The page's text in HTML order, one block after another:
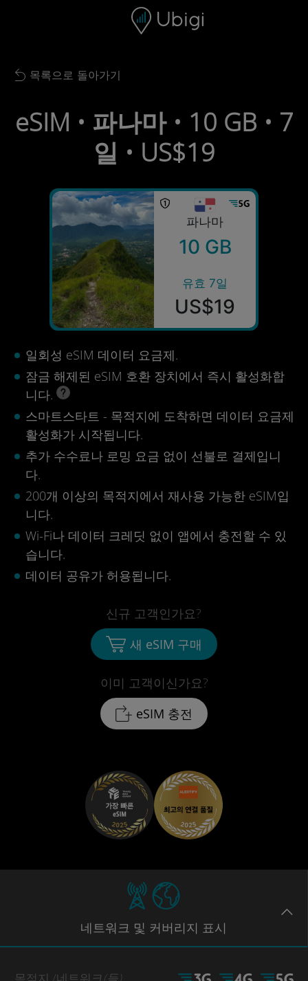
내비게이션 바 하단
Back to list
목록으로 돌아가기
eSIM • 파나마 • 10 GB • 7
일 • US$19
파나마
10 GB
유효 7일
US$19
일회성 eSIM 데이터 요금제.
잠금 해제된 eSIM 호환 장치에서 즉시 활성화합
니다.
스마트스타트 - 목적지에 도착하면 데이터 요금제
활성화가 시작됩니다.
추가 수수료나 로밍 요금 없이 선불로 결제입니
다.
200개 이상의 목적지에서 재사용 가능한 eSIM입
니다.
Wi-Fi나 데이터 크레딧 없이 앱에서 충전할 수 있
습니다.
데이터 공유가 허용됩니다.
이미 고객이신가요?
eSIM 충전
신규 고객인가요?
새 eSIM 구매
네트워크 및 커버리지 표시